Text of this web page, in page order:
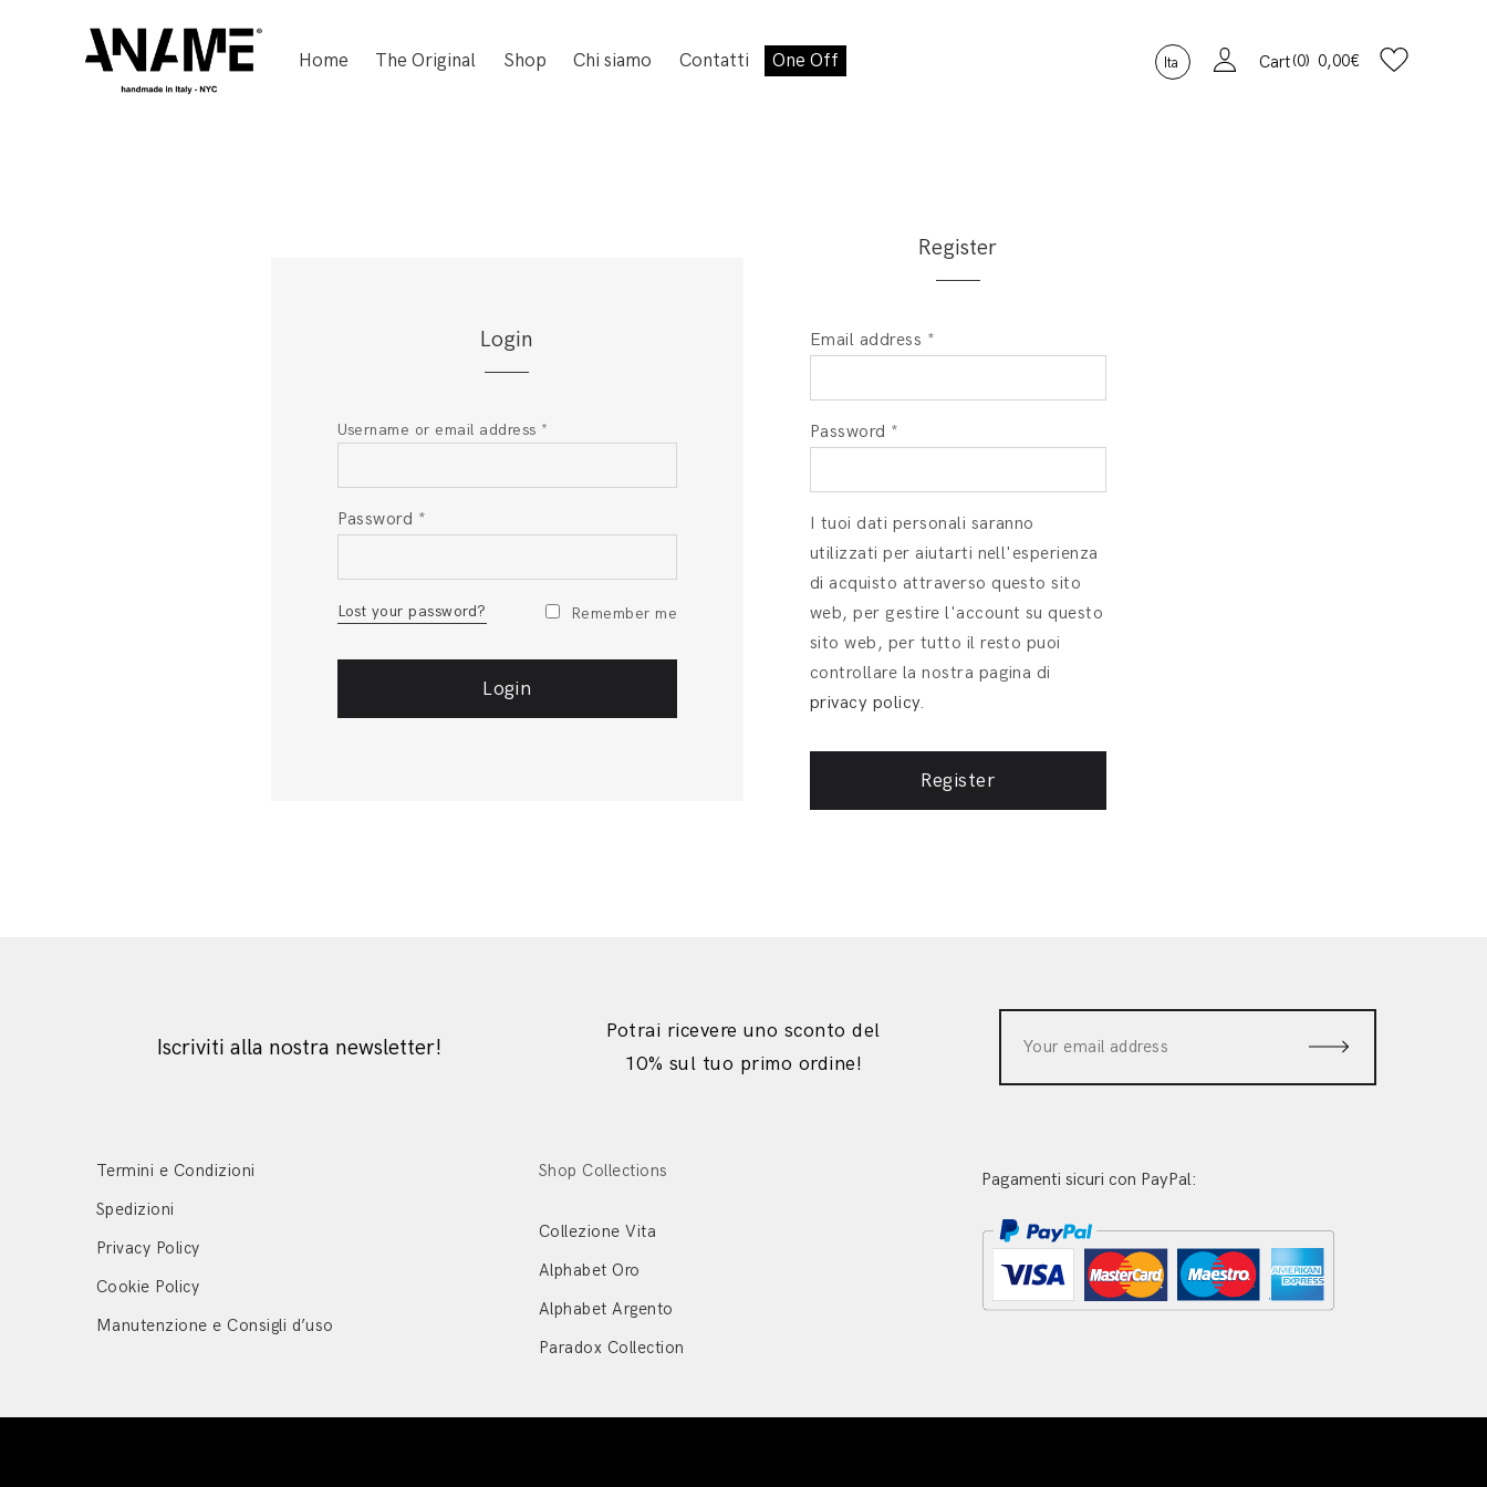
Home The Original Shop Chi siamo Contatti One Off Ita Cart 0 0,00€
Login
Username or email address *
Password *
Lost your password? Remember me
Register
Email address *
Password *
I tuoi dati personali saranno
utilizzati per aiutarti nell'esperienza
di acquisto attraverso questo sito
web, per gestire l'account su questo
sito web, per tutto il resto puoi
controllare la nostra pagina di
privacy policy.
Iscriviti alla nostra newsletter!
Potrai ricevere uno sconto del
10% sul tuo primo ordine!
Termini e Condizioni
Spedizioni
Privacy Policy
Cookie Policy
Manutenzione e Consigli d’uso
Shop Collections
Collezione Vita
Alphabet Oro
Alphabet Argento
Paradox Collection
Pagamenti sicuri con PayPal: